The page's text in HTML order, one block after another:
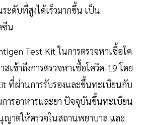
ะดับที่สูงได้เร็วมากขึ้น เป็น
ซีน
Test Kit ในการตรวจหาเชื้อโค
เข้าถึงการตรวจหาเชื้อโควิด-19 โดย
ที่ผ่านการรับรองและขึ้นทะเบียนกับ
ารอาหารและยา ปัจจุบันขึ้นทะเบียน
ญาตให้ตรวจในสถานพยาบาล และ